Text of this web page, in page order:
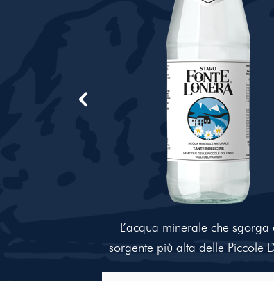
L’acqua minerale che
sorgente più alta delle Piccole